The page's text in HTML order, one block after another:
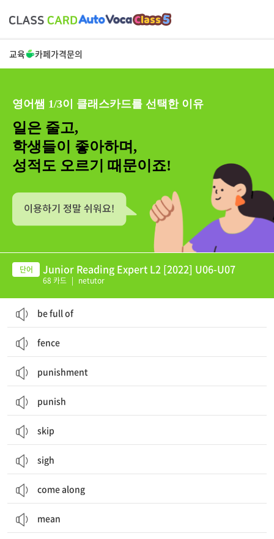
교육 카페가격문의
영어쌤 1/3이 클래스카드를 선택한 이유
일은 줄고,
학생들이 좋아하며,
성적도 오르기 때문이죠!
Junior Reading Expert L2 [2022] U06-U07
68 카드 | netutor
be full of
fence
punishment
punish
skip
sigh
come along
mean